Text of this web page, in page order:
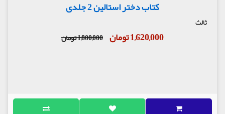
کتاب دختر استالین 2 جلدی
ثالث
1,620,000 تومان 1,800,000 تومان